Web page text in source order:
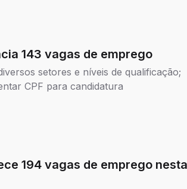
143 vagas de emprego
setores e níveis de qualificação;
CPF para candidatura
194 vagas de emprego nesta